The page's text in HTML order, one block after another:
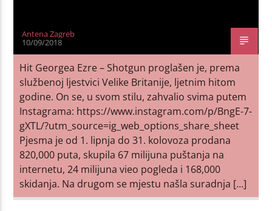
Antena Zagreb
10/09/2018
Hit Georgea Ezre – Shotgun proglašen je, prema
službenoj ljestvici Velike Britanije, ljetnim hitom
godine. On se, u svom stilu, zahvalio svima putem
Instagrama: https://www.instagram.com/p/BngE-7-
gXTL/?utm_source=ig_web_options_share_sheet
Pjesma je od 1. lipnja do 31. kolovoza prodana
820,000 puta, skupila 67 milijuna puštanja na
internetu, 24 milijuna vieo pogleda i 168,000
skidanja. Na drugom se mjestu našla suradnja […]